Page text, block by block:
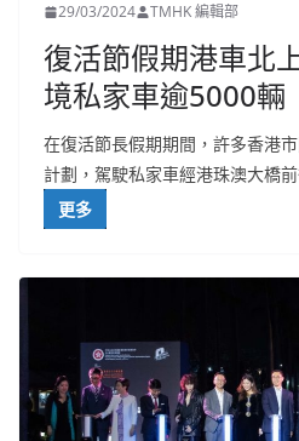
29/03/2024 TMHK 編輯部
復活節假期港車北
境私家車逾5000輛
在復活節長假期期間，許多香港
計劃，駕駛私家車經港珠澳大橋
更多